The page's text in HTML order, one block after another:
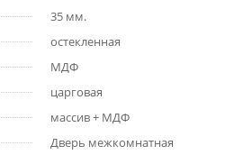
35 мм.
остекленная
МДФ
царговая
массив + МДФ
Дверь межкомнатная